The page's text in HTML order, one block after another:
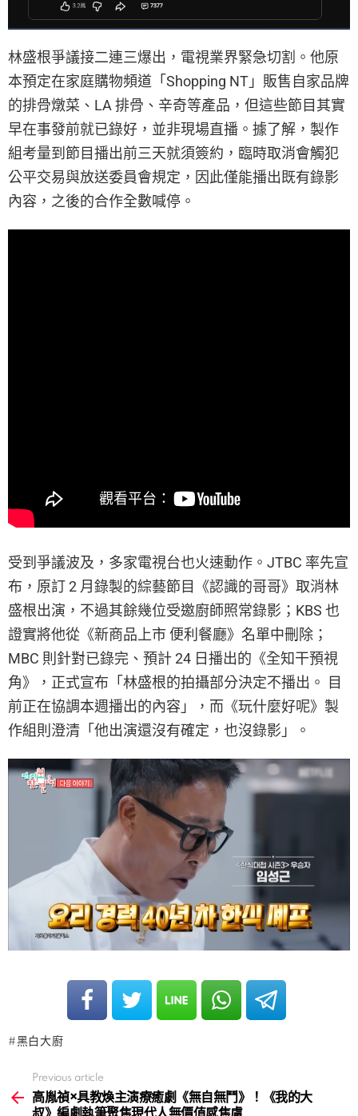
林盛根爭議接二連三爆出，電視業界緊急切割。他原
本預定在家庭購物頻道「Shopping NT」販售自家品牌
的排骨燉菜、LA 排骨、辛奇等產品，但這些節目其實
早在事發前就已錄好，並非現場直播。據了解，製作
組考量到節目播出前三天就須簽約，臨時取消會觸犯
公平交易與放送委員會規定，因此僅能播出既有錄影
內容，之後的合作全數喊停。
受到爭議波及，多家電視台也火速動作。JTBC 率先宣
布，原訂 2 月錄製的綜藝節目《認識的哥哥》取消林
盛根出演，不過其餘幾位受邀廚師照常錄影；KBS 也
證實將他從《新商品上市 便利餐廳》名單中刪除；
MBC 則針對已錄完、預計 24 日播出的《全知干預視
角》，正式宣布「林盛根的拍攝部分決定不播出。 目
前正在協調本週播出的內容」，而《玩什麼好呢》製
作組則澄清「他出演還沒有確定，也沒錄影」。
黑白大廚
more
Previous article
高胤禎×具教煥主演療癒劇《無自無鬥》！《我的大